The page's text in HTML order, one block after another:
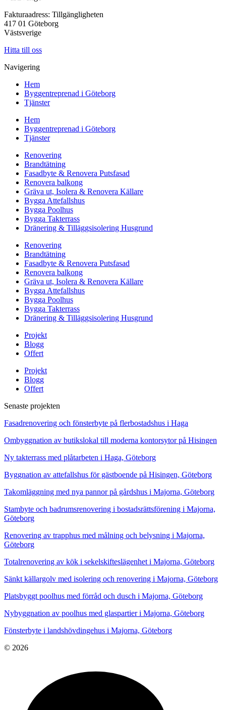
Fakturaadress: Tillgängligheten
417 01 Göteborg
Västsverige
Hitta till oss
Navigering
Hem
Byggentreprenad i Göteborg
Tjänster
Hem
Byggentreprenad i Göteborg
Tjänster
Renovering
Brandtätning
Fasadbyte & Renovera Putsfasad
Renovera balkong
Gräva ut, Isolera & Renovera Källare
Bygga Attefallshus
Bygga Poolhus
Bygga Takterrass
Dränering & Tilläggsisolering Husgrund
Renovering
Brandtätning
Fasadbyte & Renovera Putsfasad
Renovera balkong
Gräva ut, Isolera & Renovera Källare
Bygga Attefallshus
Bygga Poolhus
Bygga Takterrass
Dränering & Tilläggsisolering Husgrund
Projekt
Blogg
Offert
Projekt
Blogg
Offert
Senaste projekten
Fasadrenovering och fönsterbyte på flerbostadshus i Haga
Ombyggnation av butikslokal till moderna kontorsytor på Hisingen
Ny takterrass med plåtarbeten i Haga, Göteborg
Byggnation av attefallshus för gästboende på Hisingen, Göteborg
Takomläggning med nya pannor på gårdshus i Majorna, Göteborg
Stambyte och badrumsrenovering i bostadsrättsförening i Majorna,
Göteborg
Renovering av trapphus med målning och belysning i Majorna,
Göteborg
Totalrenovering av kök i sekelskifteslägenhet i Majorna, Göteborg
Sänkt källargolv med isolering och renovering i Majorna, Göteborg
Platsbyggt poolhus med förråd och dusch i Majorna, Göteborg
Nybyggnation av poolhus med glaspartier i Majorna, Göteborg
Fönsterbyte i landshövdingehus i Majorna, Göteborg
© 2026